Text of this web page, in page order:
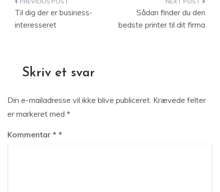
Indlægsnavigation
Til dig der er business-
interesseret
Sådan finder du den
bedste printer til dit firma
Skriv et svar
Din e-mailadresse vil ikke blive publiceret. Krævede felter
er markeret med *
Kommentar *